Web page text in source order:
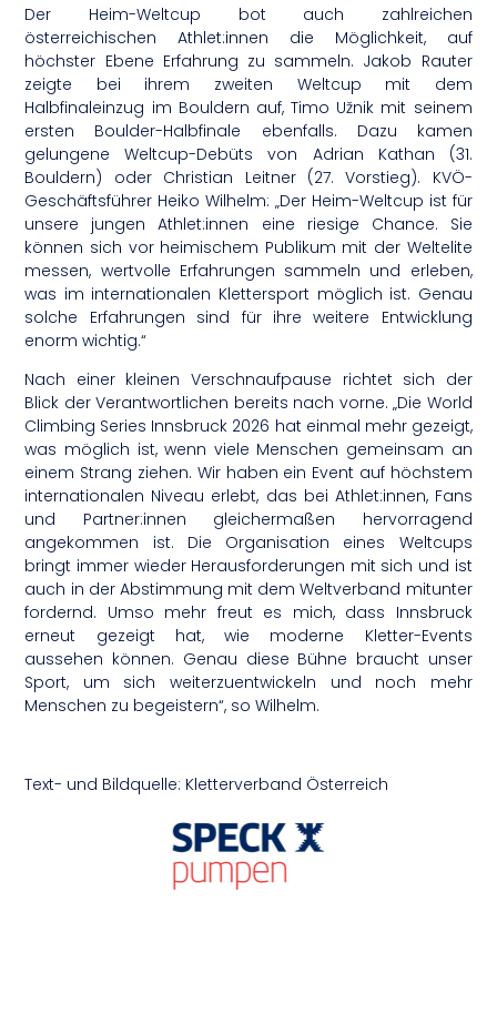
Der Heim-Weltcup bot auch zahlreichen
österreichischen Athlet:innen die Möglichkeit, auf
höchster Ebene Erfahrung zu sammeln. Jakob Rauter
zeigte bei ihrem zweiten Weltcup mit dem
Halbfinaleinzug im Bouldern auf, Timo Užnik mit seinem
ersten Boulder-Halbfinale ebenfalls. Dazu kamen
gelungene Weltcup-Debüts von Adrian Kathan (31.
Bouldern) oder Christian Leitner (27. Vorstieg). KVÖ-
Geschäftsführer Heiko Wilhelm: „Der Heim-Weltcup ist für
unsere jungen Athlet:innen eine riesige Chance. Sie
können sich vor heimischem Publikum mit der Weltelite
messen, wertvolle Erfahrungen sammeln und erleben,
was im internationalen Klettersport möglich ist. Genau
solche Erfahrungen sind für ihre weitere Entwicklung
enorm wichtig.“
Nach einer kleinen Verschnaufpause richtet sich der
Blick der Verantwortlichen bereits nach vorne. „Die World
Climbing Series Innsbruck 2026 hat einmal mehr gezeigt,
was möglich ist, wenn viele Menschen gemeinsam an
einem Strang ziehen. Wir haben ein Event auf höchstem
internationalen Niveau erlebt, das bei Athlet:innen, Fans
und Partner:innen gleichermaßen hervorragend
angekommen ist. Die Organisation eines Weltcups
bringt immer wieder Herausforderungen mit sich und ist
auch in der Abstimmung mit dem Weltverband mitunter
fordernd. Umso mehr freut es mich, dass Innsbruck
erneut gezeigt hat, wie moderne Kletter-Events
aussehen können. Genau diese Bühne braucht unser
Sport, um sich weiterzuentwickeln und noch mehr
Menschen zu begeistern“, so Wilhelm.
Text- und Bildquelle: Kletterverband Österreich